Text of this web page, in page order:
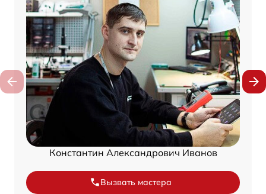
Константин Александрович Иванов
Вызвать мастера